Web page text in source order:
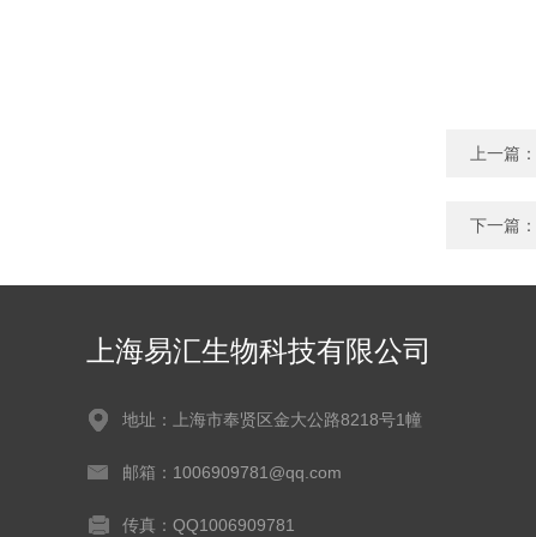
上一篇：
下一篇：
上海易汇生物科技有限公司
地址：上海市奉贤区金大公路8218号1幢
邮箱：1006909781@qq.com
传真：QQ1006909781